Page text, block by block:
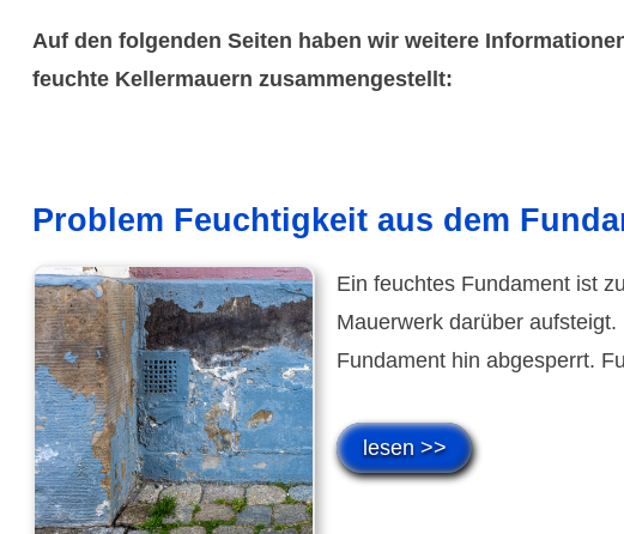
Auf den folgenden Seiten haben wir weitere
feuchte Keller­mauern zusammen­gestellt:
Problem Feuchtigkeit aus dem
Ein feuchtes Fundament ist
Mauerwerk darüber
Fundament hin abgesperrt.
lesen >>